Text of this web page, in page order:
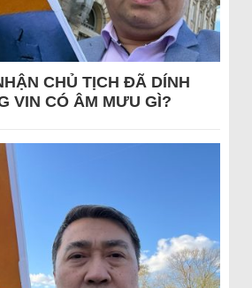
CHỦ TỊCH ĐÃ DÍNH
VIN CÓ ÂM MƯU GÌ?